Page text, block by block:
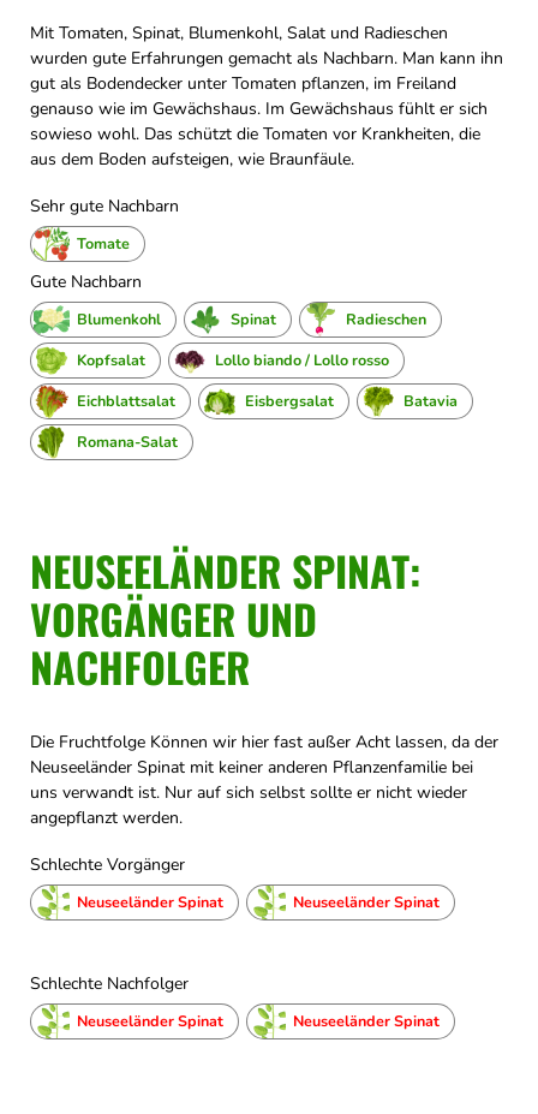
Mit Tomaten, Spinat, Blumenkohl, Salat und Radieschen
wurden gute Erfahrungen gemacht als Nachbarn. Man kann ihn
gut als Bodendecker unter Tomaten pflanzen, im Freiland
genauso wie im Gewächshaus. Im Gewächshaus fühlt er sich
sowieso wohl. Das schützt die Tomaten vor Krankheiten, die
aus dem Boden aufsteigen, wie Braunfäule.
Sehr gute Nachbarn
Tomate
Gute Nachbarn
Blumenkohl Spinat
Radieschen
Kopfsalat
Lollo biando / Lollo rosso
Eichblattsalat
Eisbergsalat
Batavia
Romana-Salat
NEUSEELÄNDER SPINAT:
VORGÄNGER UND
NACHFOLGER
Die Fruchtfolge Können wir hier fast außer Acht lassen, da der
Neuseeländer Spinat mit keiner anderen Pflanzenfamilie bei
uns verwandt ist. Nur auf sich selbst sollte er nicht wieder
angepflanzt werden.
Schlechte Vorgänger
Neuseeländer Spinat Neuseeländer Spinat
Schlechte Nachfolger
Neuseeländer Spinat Neuseeländer Spinat